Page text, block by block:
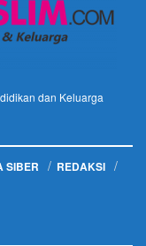
dan Keluarga
SIBER
REDAKSI